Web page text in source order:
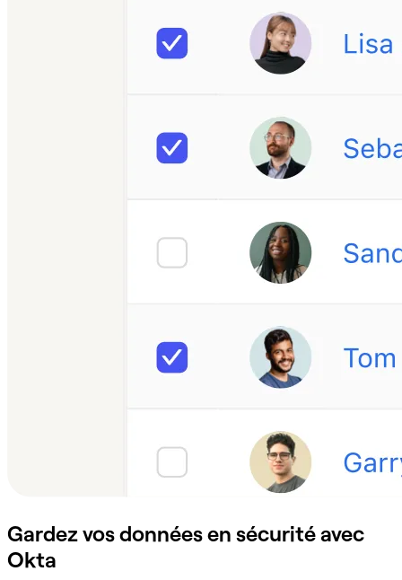
Gardez vos données en sécurité avec
Okta